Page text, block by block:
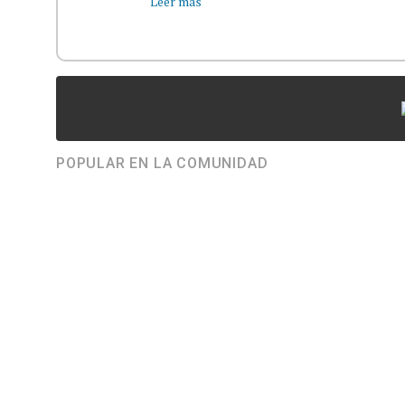
POPULAR EN LA COMUNIDAD